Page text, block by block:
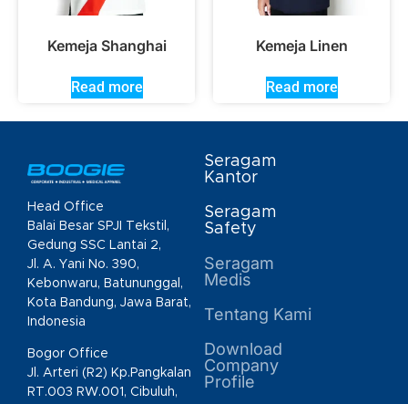
Kemeja Shanghai
Read more
Kemeja Linen
Read more
Head Office
Balai Besar SPJI Tekstil,
Gedung SSC Lantai 2,
Jl. A. Yani No. 390,
Kebonwaru, Batununggal,
Kota Bandung, Jawa Barat,
Indonesia
Bogor Office
Jl. Arteri (R2) Kp.Pangkalan
RT.003 RW.001, Cibuluh,
Seragam
Kantor
Seragam
Safety
Seragam
Medis
Tentang Kami
Download
Company
Profile